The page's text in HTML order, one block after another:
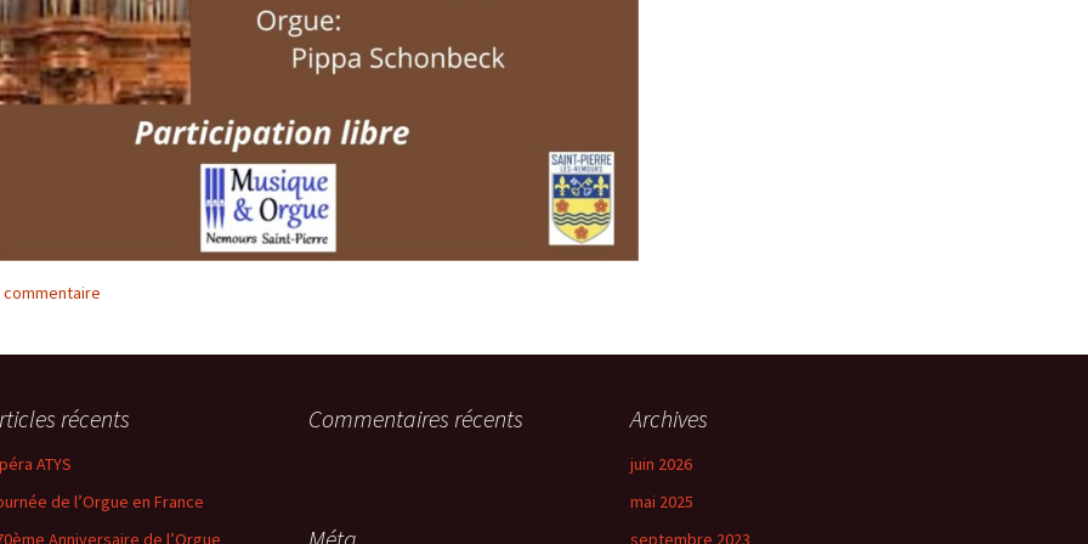
commentaire
récents
ATYS
de l’Orgue en France
Anniversaire de l’Orgue
Commentaires récents Archives
juin 2026
mai 2025
septembre 2023